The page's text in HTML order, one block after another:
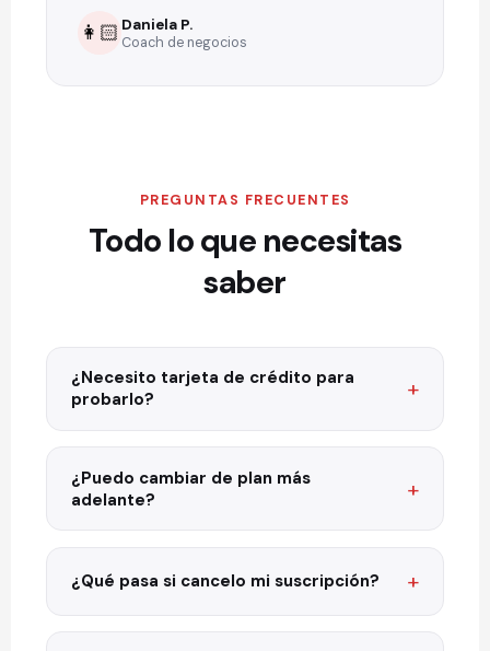
👩🏻 Daniela P.
Coach de negocios
PREGUNTAS FRECUENTES
Todo lo que necesitas
saber
¿Necesito tarjeta de crédito para
probarlo?
¿Puedo cambiar de plan más
adelante?
¿Qué pasa si cancelo mi suscripción?